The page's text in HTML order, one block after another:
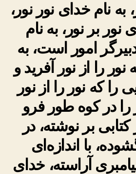
به نام خدای نور نور،
نور بر نور، به نام
امور است، به
را از نور آفرید و
که نور را از نور
را در کوه طور فرو
بر نوشته، در
با اندازه‌ای
آراسته، خدای